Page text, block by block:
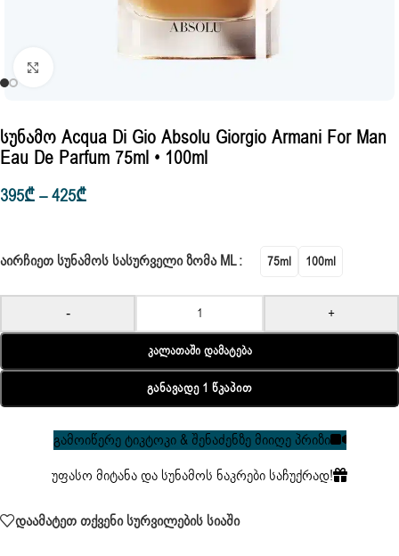
Სუნამო Acqua Di Gio Absolu Giorgio Armani For Man
Eau De Parfum 75ml • 100ml
395₾–425₾
ᲐᲘᲠᲩᲘᲔᲗ ᲡᲣᲜᲐᲛᲝᲡ ᲡᲐᲡᲣᲠᲕᲔᲚᲘ ᲖᲝᲛᲐ ML 75ml 100ml
- +
Კალათაში Დამატება
Განავადე 1 Წკაპით
გამოიწერე ტიკტოკი & შენაძენზე მიიღე პრიზი
უფასო მიტანა და სუნამოს ნაკრები საჩუქრად!
დაამატეთ თქვენი სურვილების სიაში